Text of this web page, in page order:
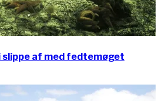
slippe af med fedtemøget